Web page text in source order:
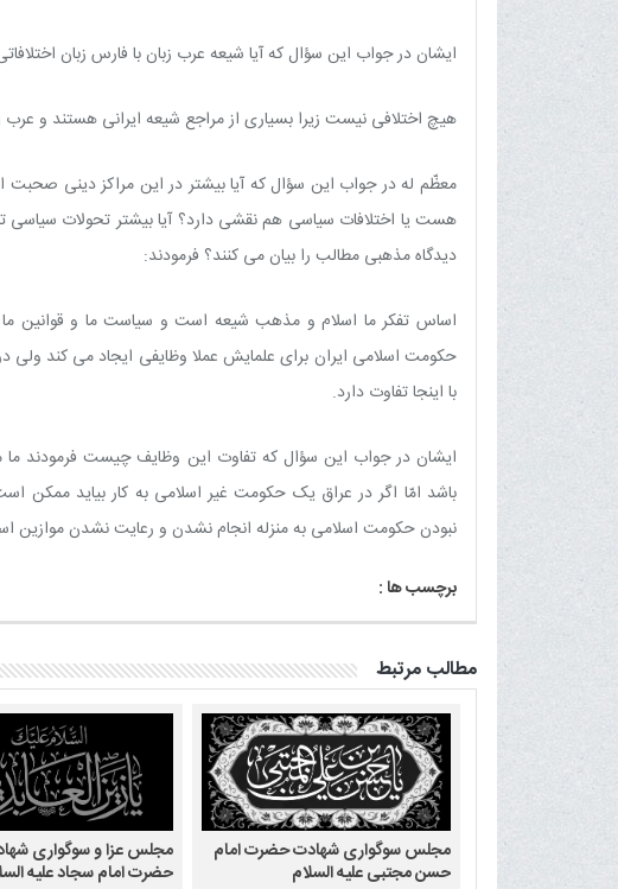
ایشان در جواب این سؤال که آیا شیعه عرب زبان با فارس زبان
هیچ اختلافى نیست زیرا بسیارى از مراجع شیعه ایرانى هستند و
معظّم له در جواب این سؤال که آیا بیشتر در این مراکز دینى
هست یا اختلافات سیاسى هم نقشى دارد؟ آیا بیشتر تحولات سیاسى
دیدگاه مذهبى مطالب را بیان مى کنند؟ فرمودند:
اساس تفکر ما اسلام و مذهب شیعه است و سیاست ما و قوانین
حکومت اسلامى ایران براى علمایش عملا وظایفى ایجاد مى کند
با اینجا تفاوت دارد.
ایشان در جواب این سؤال که تفاوت این وظایف چیست فرمودند ما
باشد امّا اگر در عراق یک حکومت غیر اسلامى به کار بیاید ممکن
نبودن حکومت اسلامى به منزله انجام نشدن و رعایت نشدن موازین
برچسب ها :
مطالب مرتبط
مجلس سوگواری شهادت حضرت امام
حسن مجتبی علیه السلام
مجلس عزا و سوگواری
حضرت امام سجاد علیه